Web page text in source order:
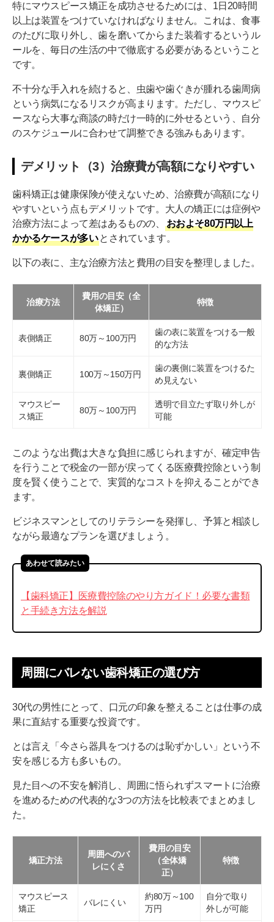
特にマウスピース矯正を成功させるためには、1日20時間
以上は装置をつけていなければなりません。これは、食事
のたびに取り外し、歯を磨いてからまた装着するというル
ールを、毎日の生活の中で徹底する必要があるということ
です。
不十分な手入れを続けると、虫歯や歯ぐきが腫れる歯周病
という病気になるリスクが高まります。ただし、マウスピ
ースなら大事な商談の時だけ一時的に外せるという、自分
のスケジュールに合わせて調整できる強みもあります。
デメリット（3）治療費が高額になりやすい
歯科矯正は健康保険が使えないため、治療費が高額になり
やすいという点もデメリットです。大人の矯正には症例や
治療方法によって差はあるものの、
おおよそ80万円以上
かかるケースが多い とされています。
以下の表に、主な治療方法と費用の目安を整理しました。
治療方法
費用の目安（全
体矯正）
特徴
表側矯正 80万～100万円
歯の表に装置をつける一般
的な方法
裏側矯正 100万～150万円
歯の裏側に装置をつけるた
め見えない
マウスピー
ス矯正
80万～100万円
透明で目立たず取り外しが
可能
このような出費は大きな負担に感じられますが、確定申告
を行うことで税金の一部が戻ってくる医療費控除という制
度を賢く使うことで、実質的なコストを抑えることができ
ます。
ビジネスマンとしてのリテラシーを発揮し、予算と相談し
ながら最適なプランを選びましょう。
あわせて読みたい
【歯科矯正】医療費控除のやり方ガイド！必要な書類
と手続き方法を解説
周囲にバレない歯科矯正の選び方
30代の男性にとって、口元の印象を整えることは仕事の成
果に直結する重要な投資です。
とは言え「今さら器具をつけるのは恥ずかしい」という不
安を感じる方も多いもの。
見た目への不安を解消し、周囲に悟られずスマートに治療
を進めるための代表的な3つの方法を比較表でまとめまし
た。
矯正方法
周囲へのバ
レにくさ
費用の目安
（全体矯
正）
特徴
マウスピース
矯正
バレにくい
約80万～100
万円
自分で取り
外しが可能